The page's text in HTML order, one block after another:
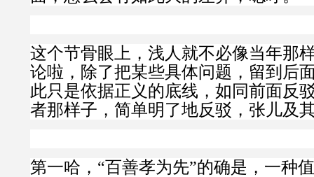
这个节骨眼上，浅人就不必像当年那
论啦，除了把某些具体问题，留到后
此只是依据正义的底线，如同前面反
者那样子，简单明了地反驳，张儿及
第一哈，“百善孝为先”的确是，一种